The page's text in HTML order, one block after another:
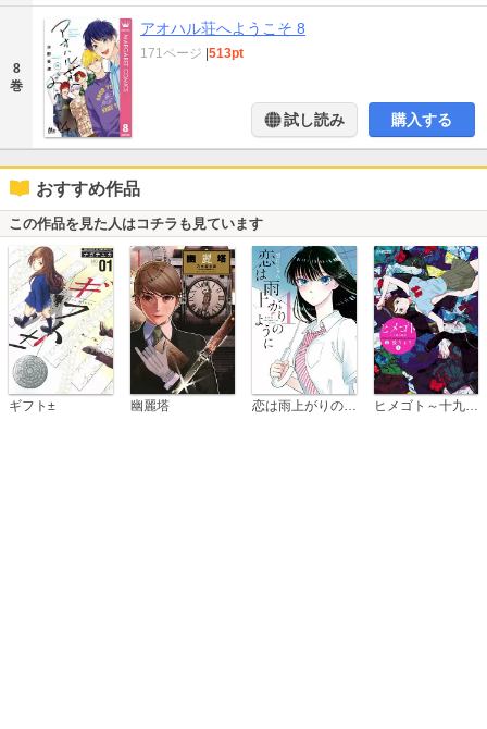
8
巻
アオハル荘へようこそ 8
171ページ 513pt
試し読み 購入する
おすすめ作品
この作品を見た人はコチラも見ています
ギフト± 幽麗塔 恋は雨上がりのように ヒメゴト～十九歳の制服～